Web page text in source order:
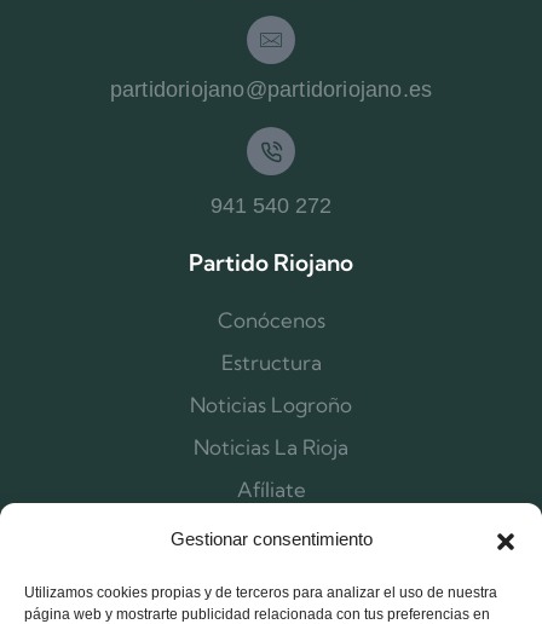
Gestionar consentimiento
Utilizamos cookies propias y de terceros para analizar el uso de nuestra
página web y mostrarte publicidad relacionada con tus preferencias en
partidoriojano@partidoriojano.es
941 540 272
Partido Riojano
Conócenos
Estructura
Noticias Logroño
Noticias La Rioja
Afíliate
Contacta